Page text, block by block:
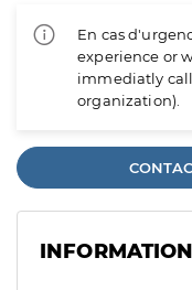
En cas
experience or
immediatly
organization).